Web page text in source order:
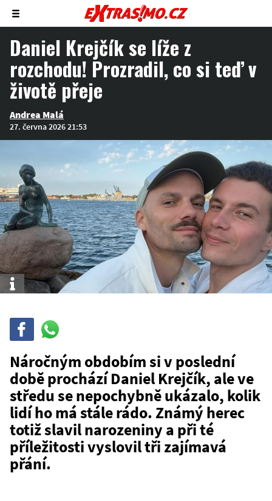
Zobrazit/skrýt
menu
Daniel Krejčík se líže z
rozchodu! Prozradil, co si teď v
životě přeje
Andrea Malá
27. června 2026 21:53
Info
Sdílej
WhatsAppu
Náročným obdobím si v poslední
době prochází Daniel Krejčík, ale ve
středu se nepochybně ukázalo, kolik
lidí ho má stále rádo. Známý herec
totiž slavil narozeniny a při té
příležitosti vyslovil tři zajímavá
přání.